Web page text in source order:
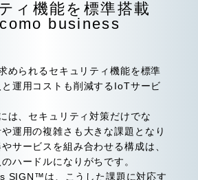
ィ機能を標準搭載
business
められるセキュリティ機能を標準
運用コストも削減するIoTサービ
は、セキュリティ対策だけでな
運用の複雑さも大きな課題となり
サービスを組み合わせる構成は、
ハードルになりがちです。
SIGN™は、こうした課題に対応す